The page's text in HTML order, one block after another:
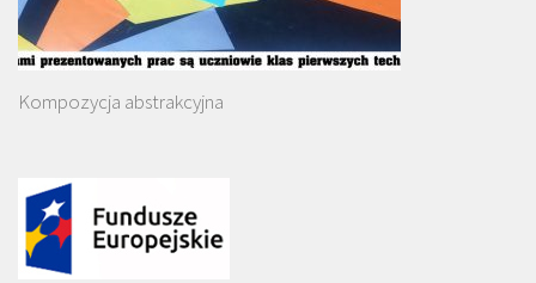
Kompozycja abstrakcyjna